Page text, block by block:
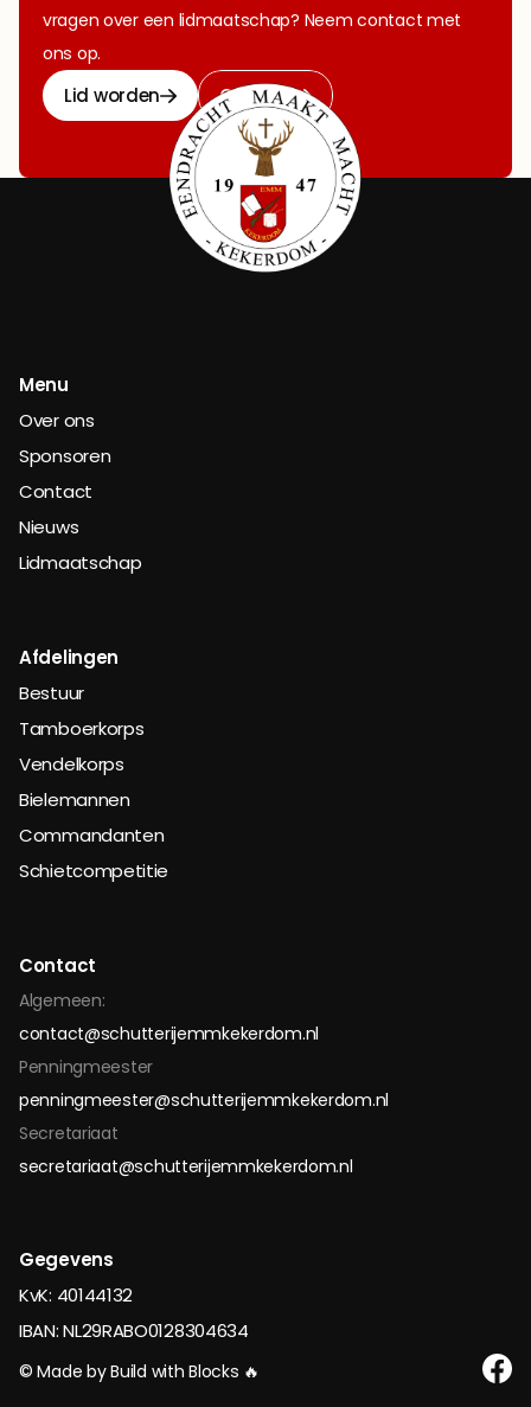
vragen over een lidmaatschap? Neem contact met
ons op.
Lid worden Contact
Menu
Over ons
Sponsoren
Contact
Nieuws
Lidmaatschap
Afdelingen
Bestuur
Tamboerkorps
Vendelkorps
Bielemannen
Commandanten
Schietcompetitie
Contact
Algemeen:
contact@schutterijemmkekerdom.nl
Penningmeester
penningmeester@schutterijemmkekerdom.nl
Secretariaat
secretariaat@schutterijemmkekerdom.nl
Gegevens
KvK: 40144132
IBAN: NL29RABO0128304634
© Made by Build with Blocks 🔥